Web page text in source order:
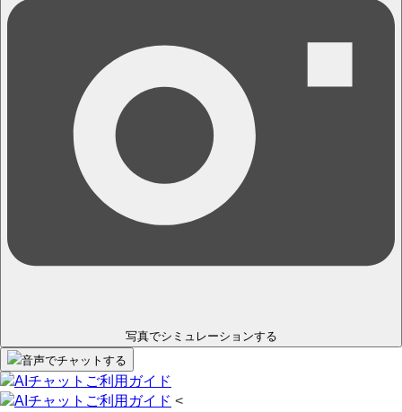
写真でシミュレーションする
音声でチャット する
<